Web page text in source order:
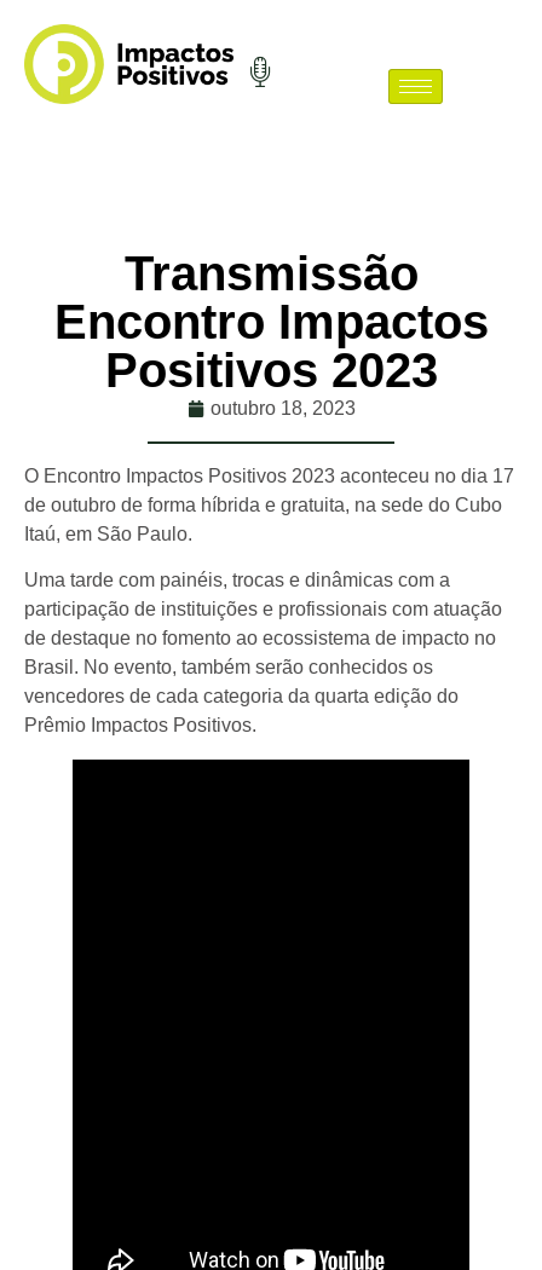
Transmissão
Encontro Impactos
Positivos 2023
outubro 18, 2023
O Encontro Impactos Positivos 2023 aconteceu no dia 17
de outubro de forma híbrida e gratuita, na sede do Cubo
Itaú, em São Paulo.
Uma tarde com painéis, trocas e dinâmicas com a
participação de instituições e profissionais com atuação
de destaque no fomento ao ecossistema de impacto no
Brasil. No evento, também serão conhecidos os
vencedores de cada categoria da quarta edição do
Prêmio Impactos Positivos.